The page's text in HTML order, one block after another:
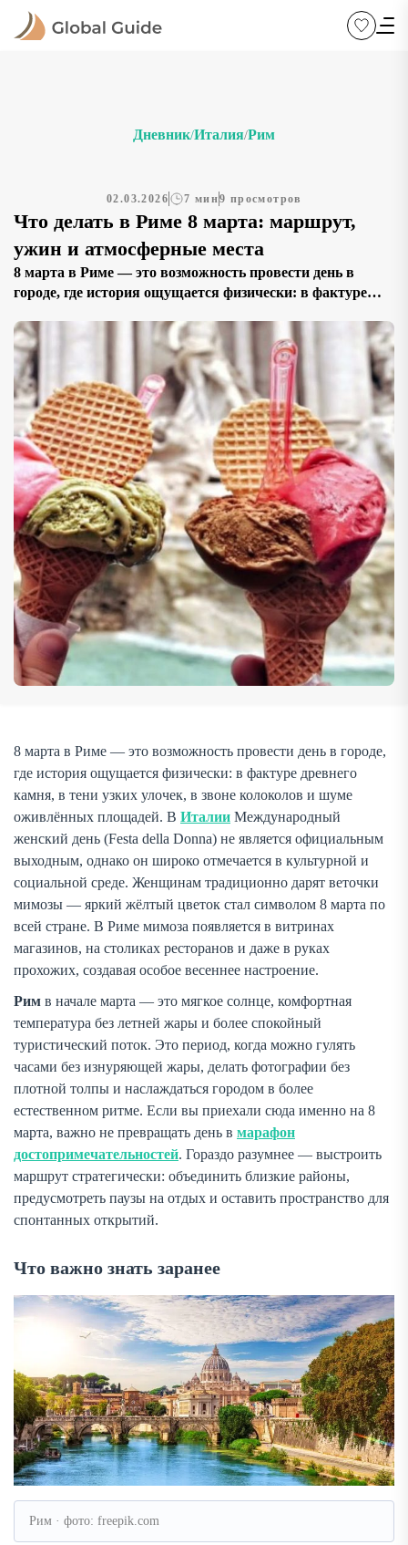
Дневник/Италия/Рим
02.03.2026 7 мин9 просмотров
Что делать в Риме 8 марта: маршрут,
ужин и атмосферные места
8 марта в Риме — это возможность провести день в
городе, где история ощущается физически: в фактуре
и шуме оживлённых площадей. В Италии
Международный женский день (Festa della Donna) не
является официальным выходным, однако он широко
отмечается в культурной и социальной среде. Женщинам
традиционно дарят веточки […]
8 марта в Риме — это возможность провести день в городе,
где история ощущается физически: в фактуре древнего
камня, в тени узких улочек, в звоне колоколов и шуме
оживлённых площадей. В Италии Международный
женский день (Festa della Donna) не является официальным
выходным, однако он широко отмечается в культурной и
социальной среде. Женщинам традиционно дарят веточки
мимозы — яркий жёлтый цветок стал символом 8 марта по
всей стране. В Риме мимоза появляется в витринах
магазинов, на столиках ресторанов и даже в руках
прохожих, создавая особое весеннее настроение.
Рим в начале марта — это мягкое солнце, комфортная
температура без летней жары и более спокойный
туристический поток. Это период, когда можно гулять
часами без изнуряющей жары, делать фотографии без
плотной толпы и наслаждаться городом в более
естественном ритме. Если вы приехали сюда именно на 8
марта, важно не превращать день в марафон
достопримечательностей. Гораздо разумнее — выстроить
маршрут стратегически: объединить близкие районы,
предусмотреть паузы на отдых и оставить пространство для
спонтанных открытий.
Что важно знать заранее
Рим · фото: freepik.com